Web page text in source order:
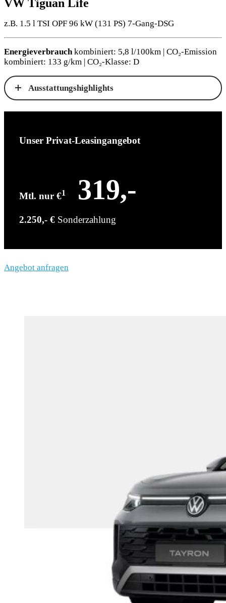
VW Tiguan Life
z.B. 1.5 l TSI OPF 96 kW (131 PS) 7-Gang-DSG
Energieverbrauchkombiniert: 5,8 l/100km | CO₂-Emission
kombiniert: 133 g/km | CO₂-Klasse: D
Ausstattungshighlights
Unser Privat-Leasingangebot
Mtl. nur €1 319,-
2.250,- € Sonderzahlung
Angebot anfragen